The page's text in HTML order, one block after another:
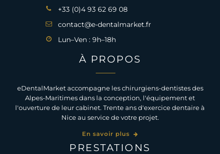
+33 (0)4 93 62 69 08
contact@e-dentalmarket.fr
Lun–Ven : 9h–18h
À PROPOS
eDentalMarket accompagne les chirurgiens-dentistes des
Alpes-Maritimes dans la conception, l'équipement et
l'ouverture de leur cabinet. Trente ans d'exercice dentaire à
Nice au service de votre projet.
En savoir plus
PRESTATIONS